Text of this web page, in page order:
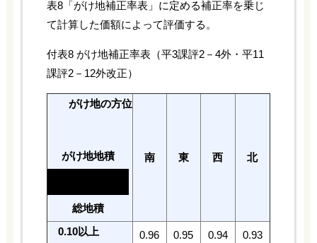
表8「がけ地補正率表」に定める補正率を乗じ
て計算した価額によって評価する。
付表8 がけ地補正率表（平3課評2－4外・平11
課評2－12外改正）
がけ地の方位
がけ地地積
総地積
南 東 西 北
0.10以上 0.96 0.95 0.94 0.93